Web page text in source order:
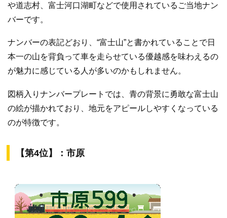
や道志村、富士河口湖町などで使用されているご当地ナン
バーです。
ナンバーの表記どおり、“富士山”と書かれていることで日
本一の山を背負って車を走らせている優越感を味わえるの
が魅力に感じている人が多いのかもしれません。
図柄入りナンバープレートでは、青の背景に勇敢な富士山
の絵が描かれており、地元をアピールしやすくなっている
のが特徴です。
【第4位】：市原